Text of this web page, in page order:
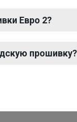
Евро 2?
прошивку?